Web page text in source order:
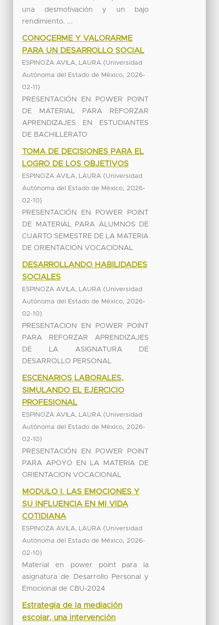
una desmotivación y un bajo
rendimiento. ...
CONOCERME Y VALORARME
PARA UN DESARROLLO SOCIAL
ESPINOZA AVILA, LAURA (Universidad
Autónoma del Estado de México, 2026-
02-11 )
PRESENTACIÓN EN POWER POINT
DE MATERIAL PARA REFORZAR
APRENDIZAJES EN ESTUDIANTES
DE BACHILLERATO
TOMA DE DECISIONES PARA EL
LOGRO DE LOS OBJETIVOS
ESPINOZA AVILA, LAURA (Universidad
Autónoma del Estado de México, 2026-
02-10)
PRESENTACIÓN EN POWER POINT
DE MATERIAL PARA ALUMNOS DE
CUARTO SEMESTRE DE LA MATERIA
DE ORIENTACION VOCACIONAL
DESARROLLANDO HABILIDADES
SOCIALES
ESPINOZA AVILA, LAURA (Universidad
Autónoma del Estado de México, 2026-
02-10)
PRESENTACION EN POWER POINT
PARA REFORZAR APRENDIZAJES
DE LA ASIGNATURA DE
DESARROLLO PERSONAL
ESCENARIOS LABORALES,
SIMULANDO EL EJERCICIO
PROFESIONAL
ESPINOZA AVILA, LAURA (Universidad
Autónoma del Estado de México, 2026-
02-10)
PRESENTACIÓN EN POWER POINT
PARA APOYO EN LA MATERIA DE
ORIENTACION VOCACIONAL
MODULO I. LAS EMOCIONES Y
SU INFLUENCIA EN MI VIDA
COTIDIANA
ESPINOZA AVILA, LAURA (Universidad
Autónoma del Estado de México, 2026-
02-10)
Material en power point para la
asignatura de Desarrollo Personal y
Emocional de CBU-2024
Estrategia de la mediación
escolar, una intervención